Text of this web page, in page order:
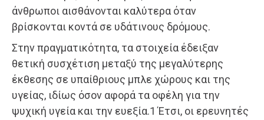
άνθρωποι αισθάνονται καλύτερα όταν
βρίσκονται κοντά σε υδάτινους δρόμους.
Στην πραγματικότητα, τα στοιχεία έδειξαν
θετική συσχέτιση μεταξύ της μεγαλύτερης
έκθεσης σε υπαίθριους μπλε χώρους και της
υγείας, ιδίως όσον αφορά τα οφέλη για την
ψυχική υγεία και την ευεξία.1 Έτσι, οι ερευνητές